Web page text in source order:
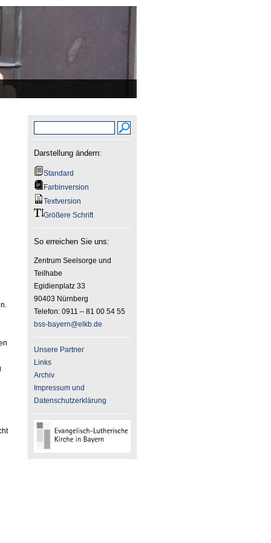
Darstellung ändern:
Standard
Farbinversion
Textversion
Größere Schrift
So erreichen Sie uns:
Zentrum Seelsorge und
Teilhabe
Egidienplatz 33
90403 Nürnberg
Telefon: 0911 – 81 00 54 55
bss-bayern@elkb.de
Unsere Partner
Links
Archiv
Impressum und
Datenschutzerklärung